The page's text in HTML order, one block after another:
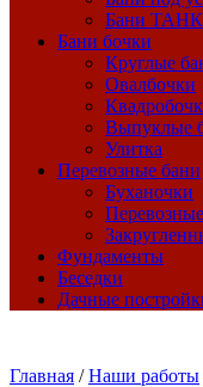
Бани ТАНК
Бани бочки
Круглые
Овалбочки
Выпуклые
Улитка
Перевозные бани
Буханочки
Фундаменты
Беседки
Дачные
Главная /Наши работы